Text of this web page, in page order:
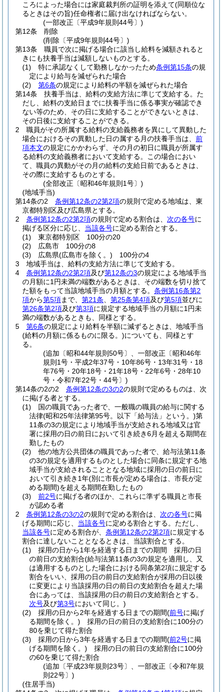
ころによった場合には家庭裁判所の証明を添えて(同順位な
るときはその旨)任命権者に届け出なければならない。
(一部改正〔平成9年規則44号〕)
第12条
削除
(削除〔平成9年規則44号〕)
第13条
職員で次に掲げる場合に該当し給料を減額されると
きにも扶養手当は減額しないものとする。
(1)
特に承認なくして勤務しなかったため条例第15条の規
定により給与を減ぜられた場合
(2)
第6条の規定により給料の半額を減ぜられた場合
第14条
扶養手当は、給料の支給方法に準じて支給する。 た
だし、給料の支給日までに扶養手当に係る事実が確認でき
ない等のため、その日に支給することができないときは、
その日後に支給することができる。
2
職員がその所属する給料の支給義務者を異にして異動した
場合におけるその異動した日の属する月の扶養手当は、 前
項本文の規定にかかわらず、その月の初日に職員が所属す
る給料の支給義務者において支給する。
この場合におい
て、職員の異動がその月の給料の支給日前であるときは、
その際に支給するものとする。
(全部改正〔昭和46年規則1号〕)
(地域手当)
第14条の2
条例第12条の2第2項の規則で定める地域は、東
京都特別区及び広島県とする。
2
条例第12条の2第2項の規則で定める割合は、 次の各号に
掲げる区分に応じ、 当該各号に定める割合とする。
(1)
東京都特別区 100分の20
(2)
広島市 100分の8
(3)
広島県(広島市を除く。) 100分の4
3
地域手当は、給料の支給方法に準じて支給する。
4
条例第12条の2第2項及び第12条の3の規定による地域手当
の月額に1円未満の端数があるときは、その端数を切り捨て
た額をもって当該地域手当の月額とする。 条例第16条第2
項から第5項まで、 第21条 第25条第4項及び第5項並びに
第26条第2項及び第3項に規定する地域手当の月額に1円未
満の端数があるときも、同様とする。
5
第6条の規定により給料を半額に減ずるときは、地域手当
(給料の月額に係るものに限る。)についても、同様とす
る。
(追加〔昭和44年規則50号〕、一部改正〔昭和46年
規則1号・平成2年37号・10年86号・13年31号・18
年76号・20年18号・21年18号・22年6号・28年10
号・令和7年22号・44号〕)
第14条の2の2
条例第12条の3の2の規則で定めるものは、次
に掲げる者とする。
(1)
国の職員であった者で、一般職の職員の給与に関する
法律(昭和25年法律第95号。以下「給与法」という。)第
11条の3の規定により地域手当が支給される地域又は官
署に採用の日の前日において引き続き6月を超える期間在
勤したもの
(2)
他の地方公共団体の職員であった者で、給与法第11条
の3の規定を適用するものとした場合に同条に規定する地
域手当が支給されることとなる地域に採用の日の前日に
おいて引き続き1年(別に市長が定める場合は、市長が定
める期間)を超える期間在勤したもの
(3)
前2号に掲げる者のほか、これらに準ずる職員と市長
が認める者
2
条例第12条の3の2の規則で定める割合は、 次の各号に掲
げる期間に応じ、 当該各号に定める割合とする。 ただし、
当該各号に定める割合が、 条例第12条の2第2項に規定する
割合に達しないこととなるときは、当該割合とする。
(1)
採用の日から1年を経過する日までの期間 採用の日
の前日の支給割合(給与法第11条の3の規定を適用し、又
は適用するものとした場合における同条第2項に規定する
割合をいい、採用の日の前日の支給割合が採用の日以後
に変更により当該採用の日の前日の支給割合を超えた場
合にあっては、当該採用の日の前日の支給割合とする。
次号及び第3号において同じ。)
(2)
採用の日から2年を経過する日までの期間(前号に掲げ
る期間を除く。) 採用の日の前日の支給割合に100分の
80を乗じて得た割合
(3)
採用の日から3年を経過する日までの期間(前2号に掲
げる期間を除く。) 採用の日の前日の支給割合に100分
の60を乗じて得た割合
(追加〔平成23年規則23号〕、一部改正〔令和7年規
則22号〕)
(住居手当)